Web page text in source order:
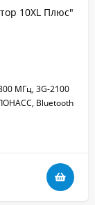
10XL Плюс"
МГц, 3G-2100
Bluetooth